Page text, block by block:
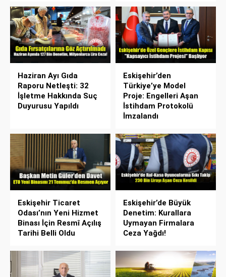
Haziran Ayı Gıda
Raporu Netleşti: 32
İşletme Hakkında Suç
Duyurusu Yapıldı
Eskişehir’den
Türkiye’ye Model
Proje: Engelleri Aşan
İstihdam Protokolü
İmzalandı
Eskişehir Ticaret
Odası’nın Yeni Hizmet
Binası İçin Resmî Açılış
Tarihi Belli Oldu
Eskişehir’de Büyük
Denetim: Kurallara
Uymayan Firmalara
Ceza Yağdı!